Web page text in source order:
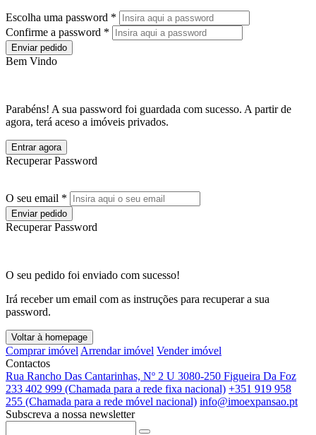
Escolha uma password *
Confirme a password *
Enviar pedido
Bem Vindo
Parabéns! A sua password foi guardada com sucesso. A partir de
agora, terá aceso a imóveis privados.
Entrar agora
Recuperar Password
O seu email *
Enviar pedido
Recuperar Password
O seu pedido foi enviado com sucesso!
Irá receber um email com as instruções para recuperar a sua
password.
Voltar à homepage
Comprar imóvel Arrendar imóvel Vender imóvel
Contactos
Rua Rancho Das Cantarinhas, Nº 2 U 3080-250 Figueira Da Foz
233 402 999 (Chamada para a rede fixa nacional) +351 919 958
255 (Chamada para a rede móvel nacional) info@imoexpansao.pt
Subscreva a nossa newsletter